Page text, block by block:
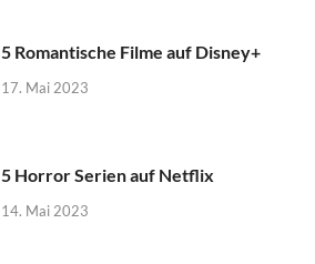
5 Romantische Filme auf Disney+
17. Mai 2023
5 Horror Serien auf Netflix
14. Mai 2023